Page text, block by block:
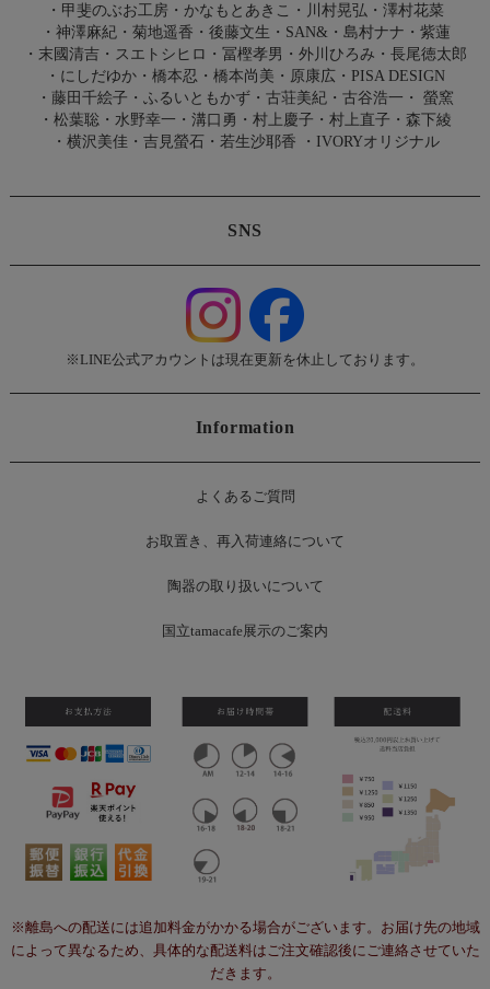
・ 甲斐のぶお工房 ・ かなもとあきこ ・ 川村晃弘 ・ 澤村花菜
・ 神澤麻紀・ 菊地遥香 ・ 後藤文生 ・ SAN&・ 島村ナナ ・ 紫蓮
・ 末國清吉 ・ スエトシヒロ ・ 冨樫孝男 ・ 外川ひろみ ・ 長尾徳太郎
・ にしだゆか ・ 橋本忍 ・ 橋本尚美 ・ 原康広 ・ PISA DESIGN
・ 藤田千絵子 ・ ふるいともかず ・ 古荘美紀 ・ 古谷浩一 ・
螢窯
・ 松葉聡 ・ 水野幸一 ・ 溝口勇 ・ 村上慶子 ・ 村上直子 ・ 森下綾
・ 横沢美佳 ・ 吉見螢石・ 若生沙耶香 ・ IVORYオリジナル
SNS
※LINE公式アカウントは現在更新を休止しております。
Information
よくあるご質問
お取置き、再入荷連絡について
陶器の取り扱いについて
国立tamacafe展示のご案内
※離島への配送には追加料金がかかる場合がございます。お届け先の地域
によって異なるため、具体的な配送料はご注文確認後にご連絡させていた
だきます。